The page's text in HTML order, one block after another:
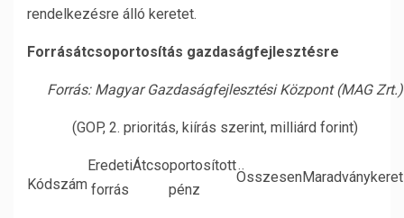
rendelkezésre álló keretet.
Forrásátcsoportosítás gazdaságfejlesztésre
Forrás: Magyar Gazdaságfejlesztési Központ (MAG Zrt.)
(GOP, 2. prioritás, kiírás szerint, milliárd forint)
Kódszám
Eredeti
forrás
Átcsoportosított
pénz
ÖsszesenMaradványkeret